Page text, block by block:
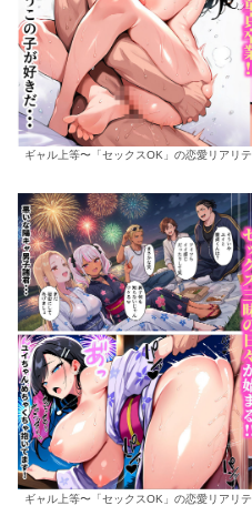
ギャル上等〜「セックスOK」の恋愛リアリ
ギャル上等〜「セックスOK」の恋愛リアリ